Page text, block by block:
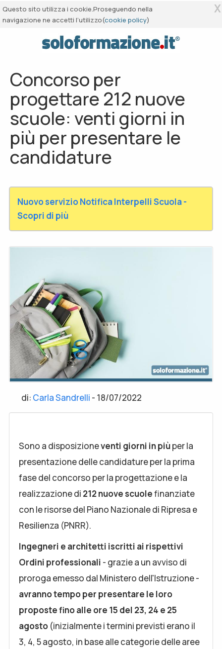
Questo sito utilizza i cookie.Proseguendo nella
navigazione ne accetti l’utilizzo(cookie policy)
X
Concorso per
progettare 212 nuove
scuole: venti giorni in
più per presentare le
candidature
Nuovo servizio Notifica Interpelli Scuola -
Scopri di più
di: Carla Sandrelli - 18/07/2022
Sono a disposizioneventi giorni in piùper la
presentazione delle candidature per la prima
fase del concorso per la progettazione e la
realizzazione di 212 nuove scuolefinanziate
con le risorse del Piano Nazionale di Ripresa e
Resilienza (PNRR).
Ingegneri e architetti iscritti ai rispettivi
Ordini professionali - grazie a un avviso di
proroga emesso dal Ministero dell'Istruzione -
avranno tempo per presentare le loro
proposte fino alle ore 15 del 23, 24 e 25
agosto (inizialmente i termini previsti erano il
3, 4, 5 agosto, in base alle categorie delle aree